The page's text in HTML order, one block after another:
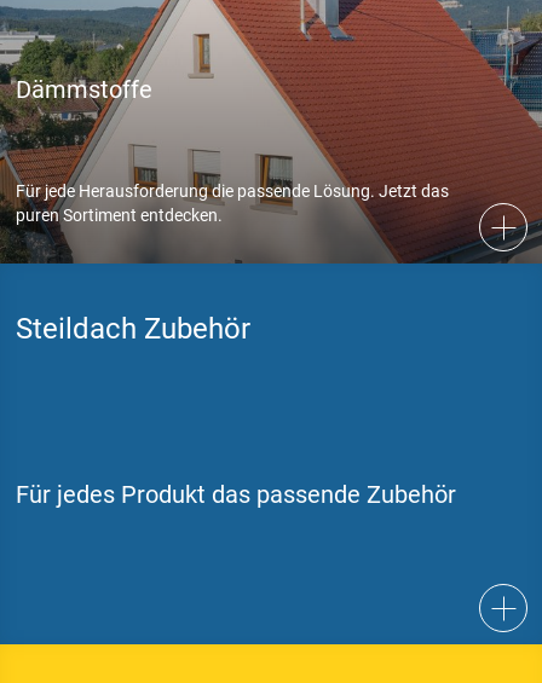
Dämmstoffe
Für jede Herausforderung die passende Lösung. Jetzt das
puren Sortiment entdecken.
Steildach Zubehör
Für jedes Produkt das passende Zubehör
Ablehnen
Impressum Datenschutz